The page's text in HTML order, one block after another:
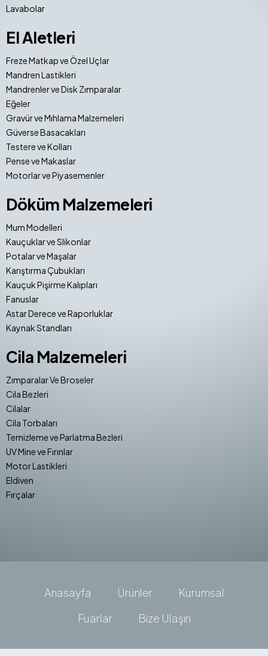
Lavabolar
El Aletleri
Freze Matkap ve Özel Uçlar
Mandren Lastikleri
Mandrenler ve Disk Zımparalar
Eğeler
Gravür ve Mıhlama Malzemeleri
Güverse Basacakları
Testere ve Kolları
Pense ve Makaslar
Motorlar ve Piyasemenler
Döküm Malzemeleri
Mum Modelleri
Kauçuklar ve Slikonlar
Potalar ve Maşalar
Karıştırma Çubukları
Kauçuk Pişirme Kalıpları
Fanuslar
Astar Derece ve Raporluklar
Kaynak Standları
Cila Malzemeleri
Zımparalar Ve Broseler
Cila Bezleri
Cilalar
Cila Torbaları
Temizleme ve Parlatma Bezleri
UV Mine ve Fırınlar
Motor Lastikleri
Eldiven
Fırçalar
Anasayfa Ürünler
Kurumsal
Fuarlar
Bize Ulaşın